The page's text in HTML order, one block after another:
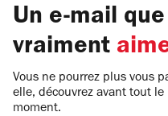
Un e-mail
vraiment
Vous ne pourrez plus vous
elle, découvrez avant tout
moment.